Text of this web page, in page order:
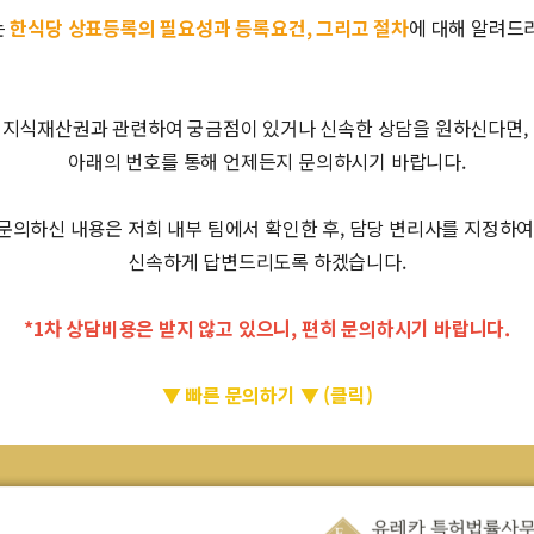
한식당 상표등록의 필요성과 등록요건, 그리고 절차에 대해 알려드
지식재산권과 관련하여 궁금점이 있거나 신속한 상담을 원하신다면,
아래의 번호를 통해 언제든지 문의하시기 바랍니다.
의하신 내용은 저희 내부 팀에서 확인한 후, 담당 변리사를 지정하
신속하게 답변드리도록 하겠습니다.
*1차 상담비용은 받지 않고 있으니, 편히 문의하시기 바랍니다.
▼ 빠른 문의하기 ▼ (클릭)